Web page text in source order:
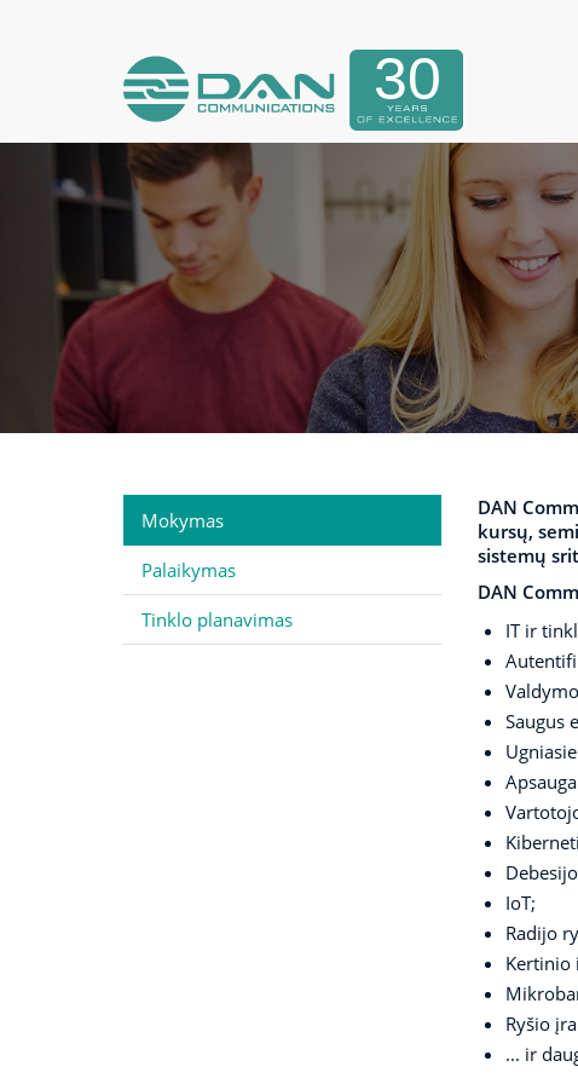
Mokymas
Palaikymas
Tinklo planavimas
DAN
kursų,
sistemų
DAN
IT ir
Saugus
IoT;
Radijo
Kertinio
Ryšio
... ir